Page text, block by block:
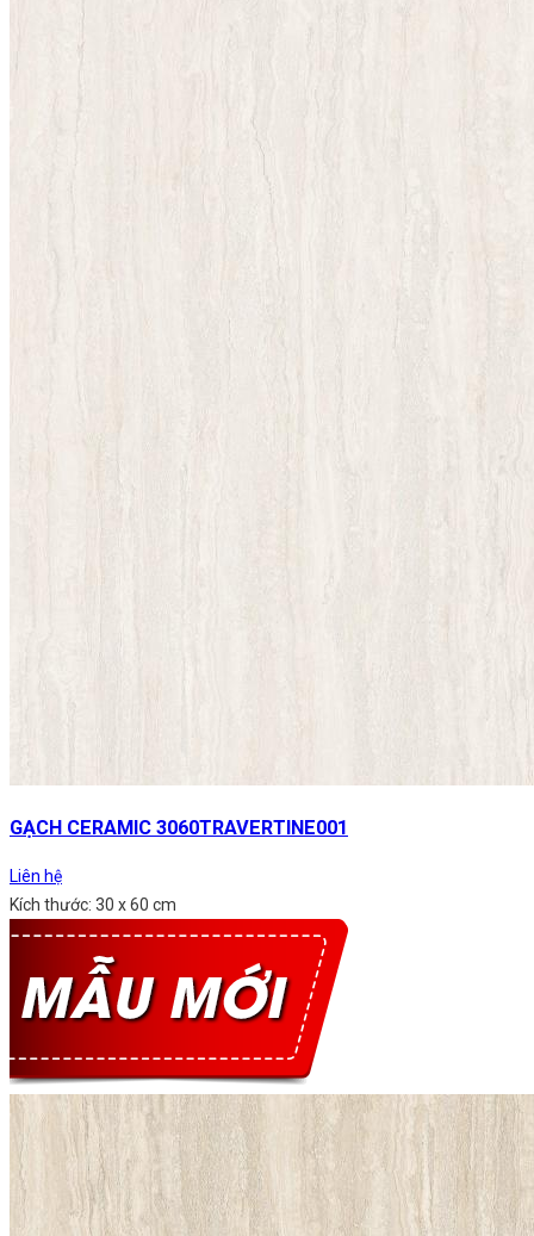
GẠCH CERAMIC 3060TRAVERTINE001
Liên hệ
Kích thước: 30 x 60 cm